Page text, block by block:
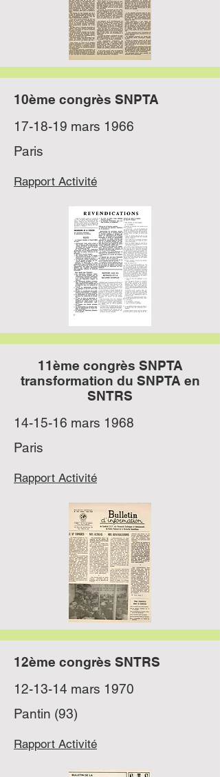
10ème congrès SNPTA
17-18-19 mars 1966
Paris
Rapport Activité
11ème congrès SNPTA
transformation du SNPTA en
SNTRS
14-15-16 mars 1968
Paris
Rapport Activité
12ème congrès SNTRS
12-13-14 mars 1970
Pantin (93)
Rapport Activité